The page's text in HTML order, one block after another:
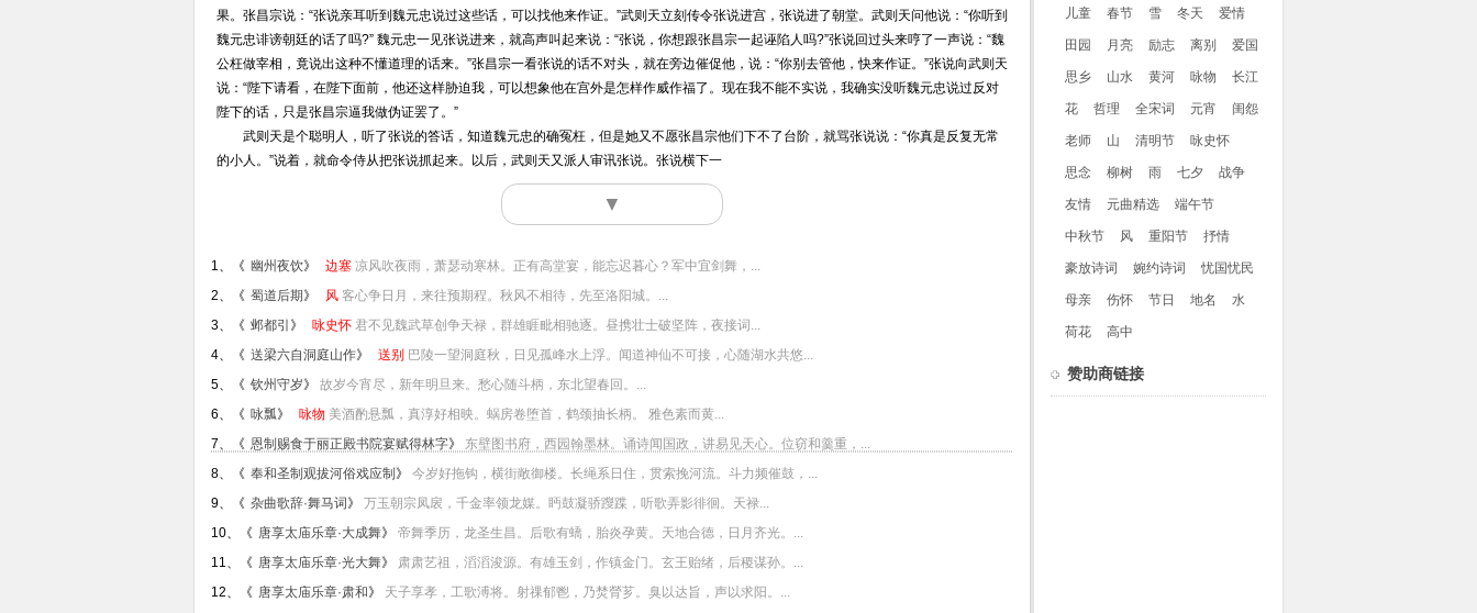
果。张昌宗说：“张说亲耳听到魏元忠说过这些话，可以找他来作证。”武则天立刻传令张说进宫，张说进了朝堂。武则天问他说：“你听到
魏元忠诽谤朝廷的话了吗?” 魏元忠一见张说进来，就高声叫起来说：“张说，你想跟张昌宗一起诬陷人吗?”张说回过头来哼了一声说：“魏
公枉做宰相，竟说出这种不懂道理的话来。”张昌宗一看张说的话不对头，就在旁边催促他，说：“你别去管他，快来作证。”张说向武则天
说：“陛下请看，在陛下面前，他还这样胁迫我，可以想象他在宫外是怎样作威作福了。现在我不能不实说，我确实没听魏元忠说过反对
陛下的话，只是张昌宗逼我做伪证罢了。”
武则天是个聪明人，听了张说的答话，知道魏元忠的确冤枉，但是她又不愿张昌宗他们下不了台阶，就骂张说说：“你真是反复无常
的小人。”说着，就命令侍从把张说抓起来。以后，武则天又派人审讯张说。张说横下一
▼
1、《 幽州夜饮》 边塞 凉风吹夜雨，萧瑟动寒林。正有高堂宴，能忘迟暮心？军中宜剑舞，...
2、《 蜀道后期》 风 客心争日月，来往预期程。秋风不相待，先至洛阳城。...
3、《 邺都引 》 咏史怀 君不见魏武草创争天禄，群雄睚毗相驰逐。昼携壮士破坚阵，夜接词...
4、《 送梁六自洞庭山作》 送别 巴陵一望洞庭秋，日见孤峰水上浮。闻道神仙不可接，心随湖水共悠...
5、《 钦州守岁》 故岁今宵尽，新年明旦来。愁心随斗柄，东北望春回。...
6、《 咏瓢》 咏物 美酒酌悬瓢，真淳好相映。蜗房卷堕首，鹤颈抽长柄。 雅色素而黄...
7、《 恩制赐食于丽正殿书院宴赋得林字》 东壁图书府，西园翰墨林。诵诗闻国政，讲易见天心。位窃和羹重，...
8、《 奉和圣制观拔河俗戏应制 》 今岁好拖钩，横街敞御楼。长绳系日住，贯索挽河流。斗力频催鼓，...
9、《 杂曲歌辞·舞马词 》 万玉朝宗凤扆，千金率领龙媒。眄鼓凝骄躞蹀，听歌弄影徘徊。天禄...
10、《 唐享太庙乐章·大成舞》 帝舞季历，龙圣生昌。后歌有蟜，胎炎孕黄。天地合德，日月齐光。...
11、《 唐享太庙乐章·光大舞》 肃肃艺祖，滔滔浚源。有雄玉剑，作镇金门。玄王贻绪，后稷谋孙。...
12、《 唐享太庙乐章·肃和》 天子享孝，工歌溥将。射祼郁鬯，乃焚膋芗。臭以达旨，声以求阳。...
儿童 春节 雪 冬天 爱情
田园 月亮 励志 离别 爱国
思乡 山水 黄河 咏物 长江
花 哲理 全宋词 元宵 闺怨
老师 山 清明节 咏史怀
思念 柳树 雨 七夕 战争
友情 元曲精选 端午节
中秋节 风 重阳节 抒情
豪放诗词 婉约诗词 忧国忧民
母亲 伤怀 节日 地名 水
荷花 高中
赞助商链接